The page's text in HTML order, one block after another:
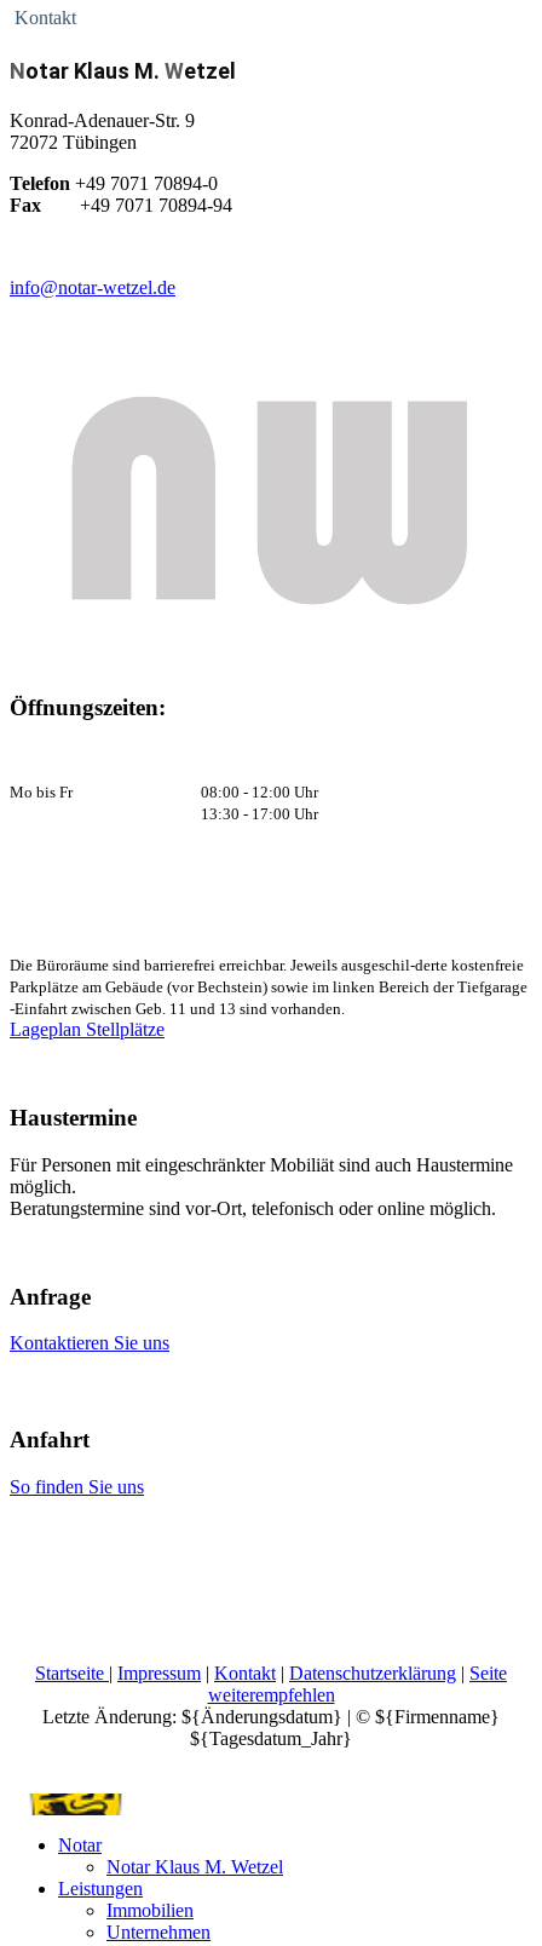
Kontakt
Notar Klaus M. Wetzel
Konrad-Adenauer-Str. 9
72072 Tübingen
Telefon +49 7071 70894-0
Fax +49 7071 70894-94
info@notar-wetzel.de
Öffnungszeiten:
Mo bis Fr
08:00 - 12:00 Uhr
13:30 - 17:00 Uhr
Die Büroräume sind barrierefrei erreichbar. Jeweils ausgeschil-derte kostenfreie
Parkplätze am Gebäude (vor Bechstein) sowie im linken Bereich der Tiefgarage
-Einfahrt zwischen Geb. 11 und 13 sind vorhanden.
Lageplan Stellplätze
Haustermine
Für Personen mit eingeschränkter Mobiliät sind auch Haustermine
möglich.
Beratungstermine sind vor-Ort, telefonisch oder online möglich.
Anfrage
Kontaktieren Sie uns
Anfahrt
So finden Sie uns
Startseite | Impressum | Kontakt | Datenschutzerklärung | Seite
weiterempfehlen
Letzte Änderung: ${Änderungsdatum} | © ${Firmenname}
${Tagesdatum_Jahr}
Notar
Notar Klaus M. Wetzel
Leistungen
Immobilien
Unternehmen